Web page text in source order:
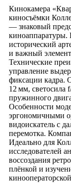
Кинокамера
киносъёмки
— знаковый
киноаппаратуры.
исторический
и важный
Технические
управление
фиксации кадра.
12 мм, светосила
пружинного
Особенности
эргономичными
видоискатель с
перемотка.
Идеально для
исследователей
воссоздания
плёнкой и